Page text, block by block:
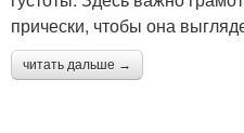
прически, чтобы она
читать дальше →